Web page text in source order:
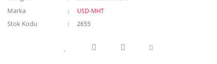
Marka USD-MHT
Stok Kodu 2655